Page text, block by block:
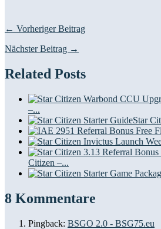
← Vorheriger Beitrag
Nächster Beitrag →
Related Posts
–...
Star
Citizen –...
8 Kommentare
Pingback: BSGO 2.0 - BSG75.eu